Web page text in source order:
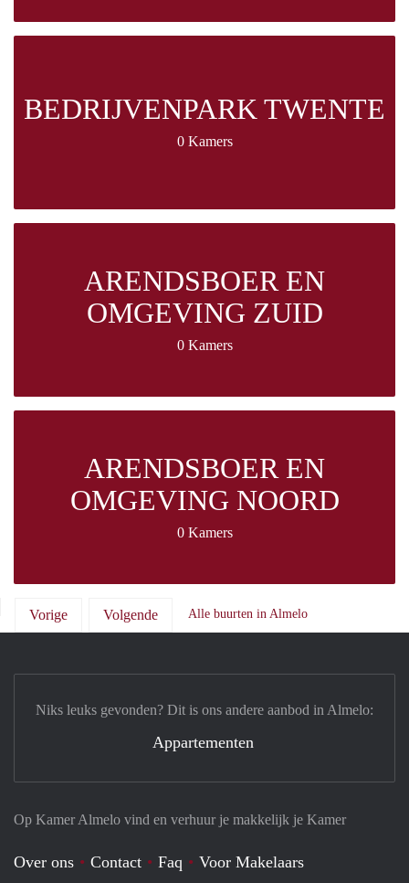
BEDRIJVENPARK TWENTE
0 Kamers
ARENDSBOER EN
OMGEVING ZUID
0 Kamers
ARENDSBOER EN
OMGEVING NOORD
0 Kamers
Vorige Volgende Alle buurten in Almelo
Op Kamer Almelo vind en verhuur je makkelijk je Kamer
Over ons Contact Faq Voor Makelaars
Niks leuks gevonden? Dit is ons andere aanbod in Almelo:
Appartementen